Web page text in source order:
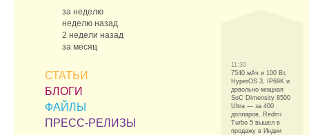
за неделю
неделю назад
2 недели назад
за месяц
СТАТЬИ
БЛОГИ
ФАЙЛЫ
ПРЕСС-РЕЛИЗЫ
11:30
7540 мАч и 100 Вт,
HyperOS 3, IP69K и
довольно мощная
SoC Dimensity 8500
Ultra — за 400
долларов. Redmi
Turbo 5 вышел в
продажу в Индии